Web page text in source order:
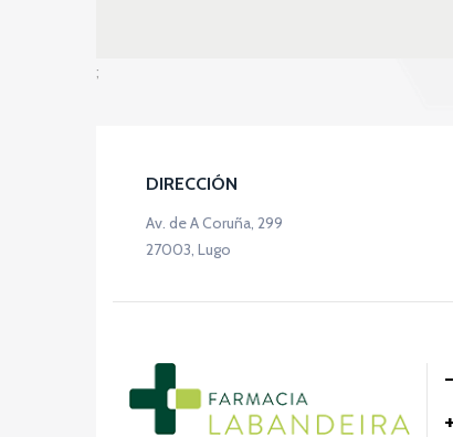
;
DIRECCIÓN
Av. de A Coruña, 299
27003, Lugo